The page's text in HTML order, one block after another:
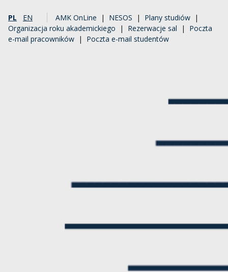
PL EN AMK OnLine | NESOS | Plany studiów |
Organizacja roku akademickiego | Rezerwacje sal | Poczta
e-mail pracowników | Poczta e-mail studentów